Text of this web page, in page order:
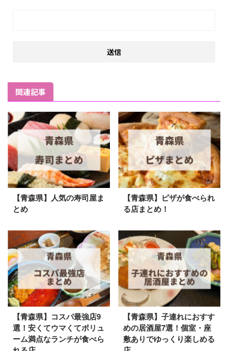
関連記事
【青森県】人気の寿司屋ま
とめ
【青森県】ピザが食べられ
る店まとめ！
【青森県】コスパ最強店9
選！安くてウマくてボリュ
ーム満点なランチが食べら
【青森県】子連れにおすす
めの居酒屋7選！個室・座
敷ありでゆっくり楽しめる